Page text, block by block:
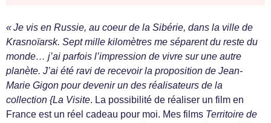
« Je vis en Russie, au coeur de la Sibérie, dans la ville de
Krasnoïarsk. Sept mille kilomètres me séparent du reste du
monde… j’ai parfois l’impression de vivre sur une autre
planète. J’ai été ravi de recevoir la proposition de Jean-
Marie Gigon pour devenir un des réalisateurs de la
collection {La Visite. La possibilité de réaliser un film en
France est un réel cadeau pour moi. Mes films Territoire de